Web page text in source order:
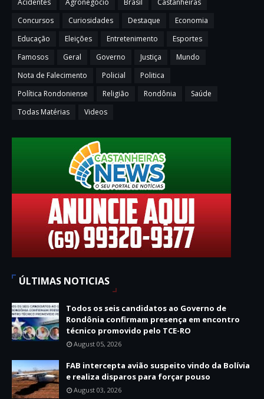
Acidentes Agronegócio Brasil
Castanheiras
Concursos
Curiosidades Destaque
Economia
Educação
Eleições Entretenimento
Esportes
Famosos
Geral Governo Justiça
Mundo
Nota de Falecimento
Policial
Politica
Política Rondoniense
Religião Rondônia
Saúde
Todas Matérias
Videos
ÚLTIMAS NOTICIAS
Todos os seis candidatos ao Governo de
Rondônia confirmam presença em encontro
técnico promovido pelo TCE-RO
August 05, 2026
FAB intercepta avião suspeito vindo da Bolívia
e realiza disparos para forçar pouso
August 03, 2026